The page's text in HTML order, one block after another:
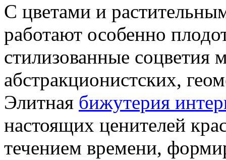
С цветами и
работают особенно
стилизованные соцветия
абстракционистских,
Элитная бижутерия
настоящих ценителей
течением времени,